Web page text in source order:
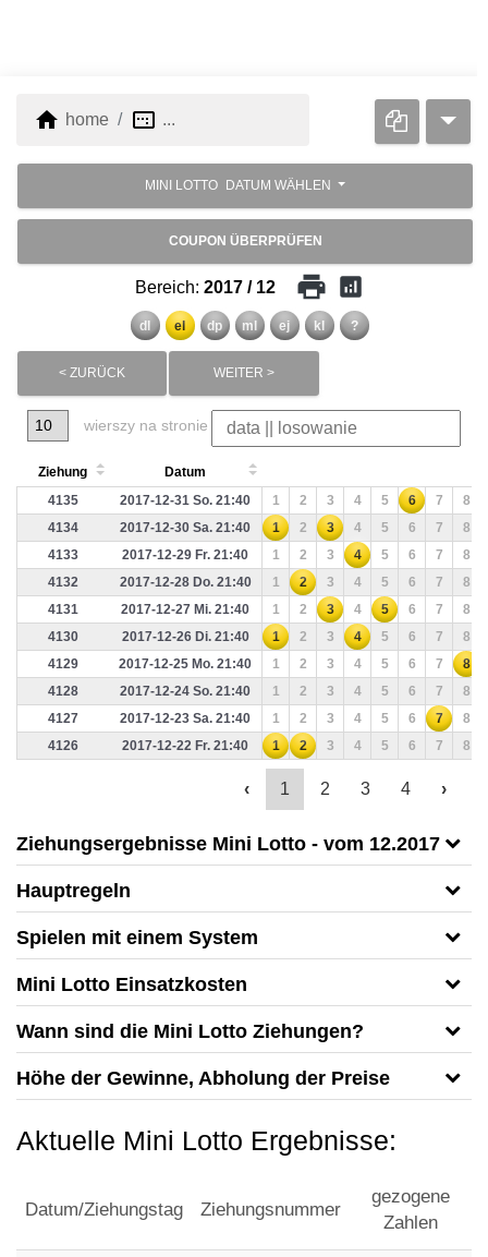
home home image_aspect_ratio ...
MINI LOTTO DATUM WÄHLEN
COUPON ÜBERPRÜFEN
Bereich: 2017 / 12 print analytics
dl el dp ml ej kl ?
< ZURÜCK WEITER >
wierszy na stronie
Ziehung
Datum
4135
2017-12-31 So. 21:40 1 2 3 4 5 6 7
8
4134
2017-12-30 Sa. 21:40 1 2 3 4 5 6 7
8
4133
2017-12-29 Fr. 21:40 1 2 3 4 5 6 7
8
4132
2017-12-28 Do. 21:40 1 2 3 4 5 6 7
8
4131
2017-12-27 Mi. 21:40 1 2 3 4 5 6 7
8
4130
2017-12-26 Di. 21:40 1 2 3 4 5 6 7
8
4129
2017-12-25 Mo. 21:40 1 2 3 4 5 6 7
8
4128
2017-12-24 So. 21:40 1 2 3 4 5 6 7
8
4127
2017-12-23 Sa. 21:40 1 2 3 4 5 6 7
8
4126
2017-12-22 Fr. 21:40 1 2 3 4 5 6 7 8
‹ 1 2 3 4 ›
Ziehungsergebnisse Mini Lotto - vom 12.2017
Hauptregeln
Spielen mit einem System
Mini Lotto Einsatzkosten
Wann sind die Mini Lotto Ziehungen?
Höhe der Gewinne, Abholung der Preise
Aktuelle Mini Lotto Ergebnisse:
Datum/Ziehungstag Ziehungsnummer
gezogene
Zahlen